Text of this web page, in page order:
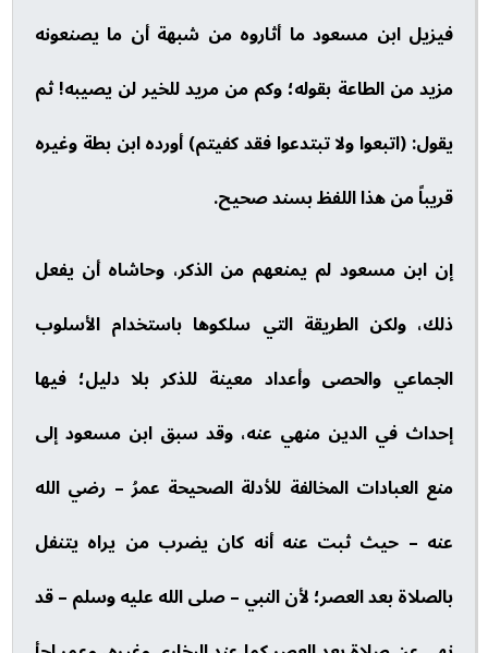
فيزيل ابن مسعود ما أثاروه من شبهة أن ما يصنعونه
مزيد من الطاعة بقوله؛ وكم من مريد للخير لن يصيبه! ثم
يقول: (اتبعوا ولا تبتدعوا فقد كفيتم) أورده ابن بطة وغيره
قريباً من هذا اللفظ بسند صحيح.
إن ابن مسعود لم يمنعهم من الذكر، وحاشاه أن يفعل
ذلك، ولكن الطريقة التي سلكوها باستخدام الأسلوب
الجماعي والحصى وأعداد معينة للذكر بلا دليل؛ فيها
إحداث في الدين منهي عنه، وقد سبق ابن مسعود إلى
منع العبادات المخالفة للأدلة الصحيحة عمرُ – رضي الله
عنه – حيث ثبت عنه أنه كان يضرب من يراه يتنفل
بالصلاة بعد العصر؛ لأن النبي – صلى الله عليه وسلم – قد